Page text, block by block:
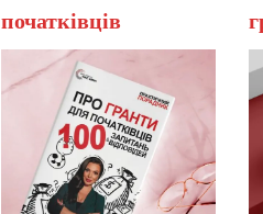
початківців